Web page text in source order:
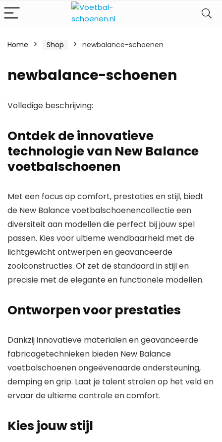
Home Shop newbalance-schoenen
newbalance-schoenen
Volledige beschrijving:
Ontdek de innovatieve
technologie van New Balance
voetbalschoenen
Met een focus op comfort, prestaties en stijl, biedt
de New Balance voetbalschoenencollectie een
diversiteit aan modellen die perfect bij jouw spel
passen. Kies voor ultieme wendbaarheid met de
lichtgewicht ontwerpen en geavanceerde
zoolconstructies. Of zet de standaard in stijl en
precisie met de elegante en functionele modellen.
Ontworpen voor prestaties
Dankzij innovatieve materialen en geavanceerde
fabricagetechnieken bieden New Balance
voetbalschoenenongeëvenaarde ondersteuning,
demping en grip. Laat je talent stralen op het veld en
ervaar de ultieme controle en comfort.
Kies jouw stijl